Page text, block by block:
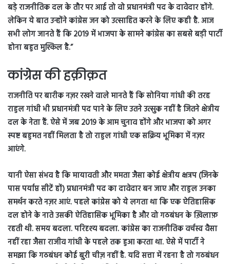
बड़े राजनीतिक दल के तौर पर आई तो वो प्रधानमंत्री पद के दावेदार होंगे.
लेकिन ये बात उन्होंने कांग्रेस जन को उत्साहित करने के लिए कही है. आज
सभी लोग जानते हैं कि 2019 में भाजपा के सामने कांग्रेस का सबसे बड़ी पार्टी
होना बहुत मुश्किल है.”
कांग्रेस की हक़ीक़त
राजनीति पर बारीक नज़र रखने वाले मानते हैं कि सोनिया गांधी की तरह
राहुल गांधी भी प्रधानमंत्री पद पाने के लिए उतने उत्सुक नहीं है जितने क्षेत्रीय
दल के नेता हैं. ऐसे में जब 2019 के आम चुनाव होंगे और भाजपा को अगर
स्पष्ट बहुमत नहीं मिलता है तो राहुल गांधी एक सक्रिय भूमिका में नज़र
आएंगे.
यानी ऐसा संभव है कि मायावती और ममता जैसा कोई क्षेत्रीय क्षत्रप (जिनके
पास पर्याप्त सीटें हों) प्रधानमंत्री पद का दावेदार बन जाए और राहुल उनका
समर्थन करते नज़र आएं. पहले कांग्रेस को ये लगता था कि एक ऐतिहासिक
दल होने के नाते उसकी ऐतिहासिक भूमिका है और वो गठबंधन के ख़िलाफ़
रहती थी. समय बदला. परिदृश्य बदला. कांग्रेस का राजनीतिक वर्चस्व वैसा
नहीं रहा जैसा राजीव गांधी के पहले तक हुआ करता था. ऐसे में पार्टी ने
समझा कि गठबंधन कोई बुरी चीज़ नहीं है. यदि सत्ता में रहना है तो गठबंधन